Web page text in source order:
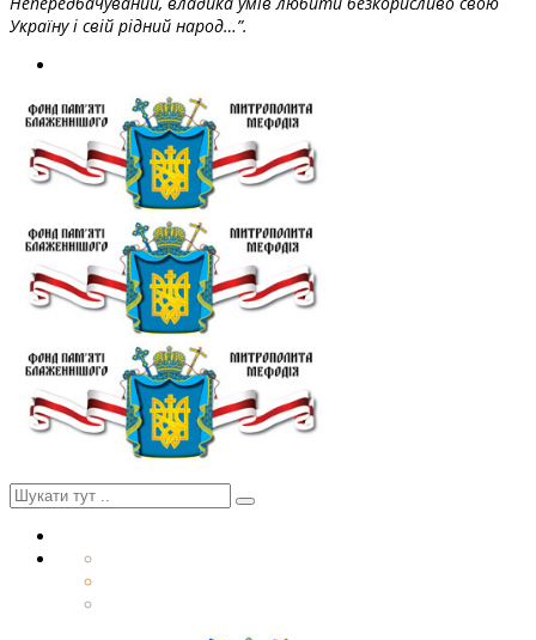
Україну і свій рідний народ…”.